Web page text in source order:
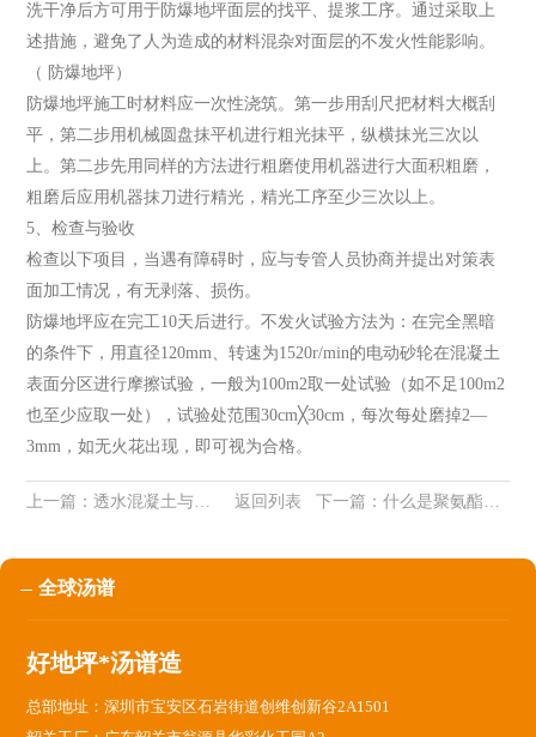
洗干净后方可用于防爆地坪面层的找平、提浆工序。通过采取上
述措施，避免了人为造成的材料混杂对面层的不发火性能影响。
（ 防爆地坪）
防爆地坪施工时材料应一次性浇筑。第一步用刮尺把材料大概刮
平，第二步用机械圆盘抹平机进行粗光抹平，纵横抹光三次以
上。第二步先用同样的方法进行粗磨使用机器进行大面积粗磨，
粗磨后应用机器抹刀进行精光，精光工序至少三次以上。
5、检查与验收
检查以下项目，当遇有障碍时，应与专管人员协商并提出对策表
面加工情况，有无剥落、损伤。
防爆地坪应在完工10天后进行。不发火试验方法为：在完全黑暗
的条件下，用直径120mm、转速为1520r/min的电动砂轮在混凝土
表面分区进行摩擦试验，一般为100m2取一处试验（如不足100m2
也至少应取一处），试验处范围30cm╳30cm，每次每处磨掉2—
3mm，如无火花出现，即可视为合格。
上一篇：透水混凝土与普通混凝土区别 返回列表 下一篇：什么是聚氨酯透水路面
全球汤谱
好地坪*汤谱造
总部地址：深圳市宝安区石岩街道创维创新谷2A1501